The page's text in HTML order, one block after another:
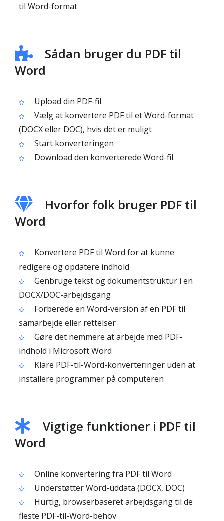
til Word-format
Sådan bruger du PDF til
Word
Upload din PDF-fil
Vælg at konvertere PDF til et Word-format
(DOCX eller DOC), hvis det er muligt
Start konverteringen
Download den konverterede Word-fil
Hvorfor folk bruger PDF til
Word
Konvertere PDF til Word for at kunne
redigere og opdatere indhold
Genbruge tekst og dokumentstruktur i en
DOCX/DOC-arbejdsgang
Forberede en Word-version af en PDF til
samarbejde eller rettelser
Gøre det nemmere at arbejde med PDF-
indhold i Microsoft Word
Klare PDF-til-Word-konverteringer uden at
installere programmer på computeren
Vigtige funktioner i PDF til
Word
Online konvertering fra PDF til Word
Understøtter Word-uddata (DOCX, DOC)
Hurtig, browserbaseret arbejdsgang til de
fleste PDF-til-Word-behov